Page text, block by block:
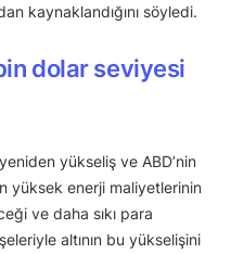
kaynaklandığını söyledi.
dolar seviyesi
yükseliş ve ABD’nin
yüksek enerji maliyetlerinin
ve daha sıkı para
altının bu yükselişini